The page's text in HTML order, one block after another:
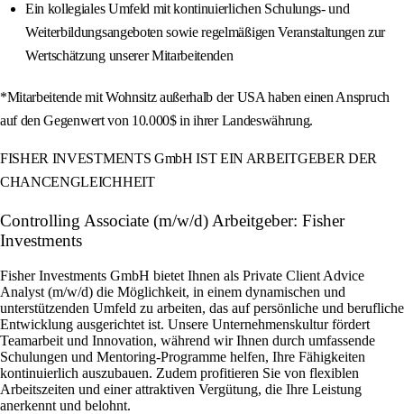
Ein kollegiales Umfeld mit kontinuierlichen Schulungs- und
Weiterbildungsangeboten sowie regelmäßigen Veranstaltungen zur
Wertschätzung unserer Mitarbeitenden
*Mitarbeitende mit Wohnsitz außerhalb der USA haben einen Anspruch
auf den Gegenwert von 10.000$ in ihrer Landeswährung.
FISHER INVESTMENTS GmbH IST EIN ARBEITGEBER DER
CHANCENGLEICHHEIT
Controlling Associate (m/w/d) Arbeitgeber: Fisher
Investments
Fisher Investments GmbH bietet Ihnen als Private Client Advice
Analyst (m/w/d) die Möglichkeit, in einem dynamischen und
unterstützenden Umfeld zu arbeiten, das auf persönliche und berufliche
Entwicklung ausgerichtet ist. Unsere Unternehmenskultur fördert
Teamarbeit und Innovation, während wir Ihnen durch umfassende
Schulungen und Mentoring-Programme helfen, Ihre Fähigkeiten
kontinuierlich auszubauen. Zudem profitieren Sie von flexiblen
Arbeitszeiten und einer attraktiven Vergütung, die Ihre Leistung
anerkennt und belohnt.